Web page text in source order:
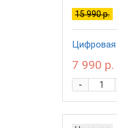
15 990 р.
Цифровая
7 990 р.
-